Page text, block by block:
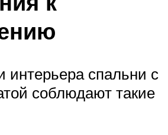
интерьера спальни с
соблюдают такие